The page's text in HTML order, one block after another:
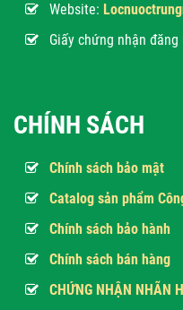
Website:
Giấy chứng nhận
CHÍNH SÁCH
Chính sách bảo mật
Catalog sản phẩm
Chính sách bảo hành
Chính sách bán hàng
CHỨNG NHẬN NHÃN